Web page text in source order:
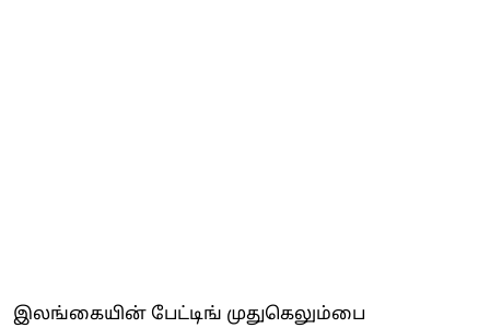
இலங்கையின் பேட்டிங் முதுகெலும்பை